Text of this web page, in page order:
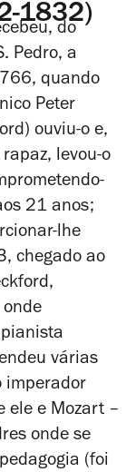
1832)
do
Pedro, a
quando
Peter
ouviu-o e,
levou-o
21 anos;
lhe
chegado ao
onde
várias
imperador
ele e Mozart –
onde se
(foi